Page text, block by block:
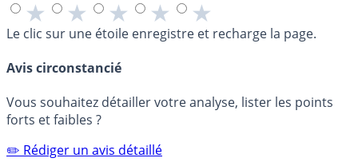
★ ★ ★ ★ ★
Le clic sur une étoile enregistre et recharge la page.
Avis circonstancié
Vous souhaitez détailler votre analyse, lister les points
forts et faibles ?
✏️ Rédiger un avis détaillé